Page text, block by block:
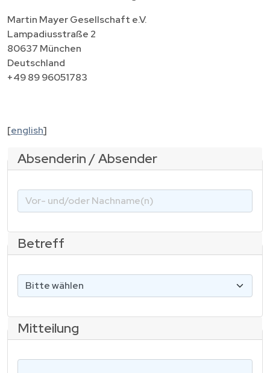
Martin Mayer Gesellschaft e.V.
Lampadiusstraße 2
80637 München
Deutschland
+49 89 96051783
[english]
Absenderin / Absender
o
-
u
/
d
e
Betreff
i
t
e
Mitteilung